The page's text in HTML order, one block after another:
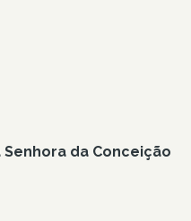
da Conceição